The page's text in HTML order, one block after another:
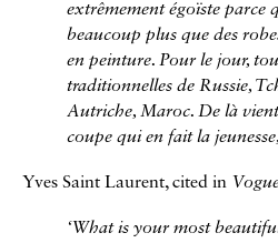
extrêmement égoïste parce
beaucoup plus que des
en peinture. Pour le jour,
traditionnelles de Russie,
Autriche, Maroc. De là
coupe qui en fait la
Yves Saint Laurent, cited in
‘What is your most